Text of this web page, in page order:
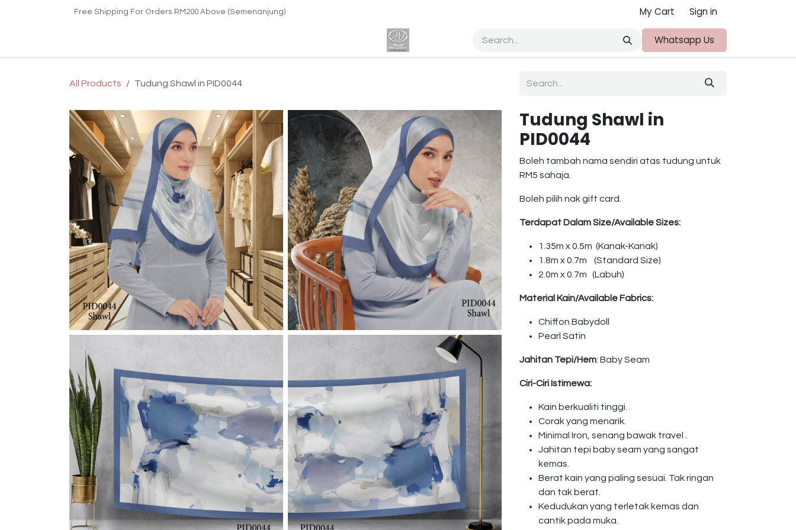
Free Shipping For Orders RM200 Above (Semenanjung) My Cart Sign in
Percuma Website Blog About Us Whatsapp Us
All Products Tudung Shawl in PID0044
Tudung Shawl in
PID0044
Boleh tambah nama sendiri atas tudung untuk
RM5 sahaja.
Boleh pilih nak gift card.
Terdapat Dalam Size/Available Sizes:
1.35m x 0.5m (Kanak-Kanak)
1.8m x 0.7m (Standard Size)
2.0m x 0.7m (Labuh)
Material Kain/Available Fabrics:
Chiffon Babydoll
Pearl Satin
Jahitan Tepi/Hem: Baby Seam
Ciri-Ciri Istimewa:
Kain berkualiti tinggi.
Corak yang menarik.
Minimal Iron, senang bawak travel .
Jahitan tepi baby seam yang sangat
kemas.
Berat kain yang paling sesuai. Tak ringan
dan tak berat.
Kedudukan yang terletak kemas dan
cantik pada muka.